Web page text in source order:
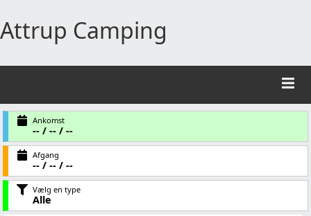
Attrup Camping
Ankomst
-- / -- / --
Afgang
-- / -- / --
Vælg en type
Alle